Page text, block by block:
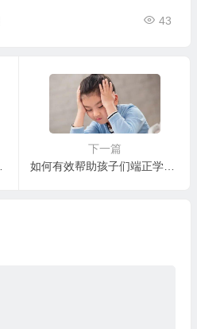
43
下一篇
如何有效帮助孩子们端正学习态度?